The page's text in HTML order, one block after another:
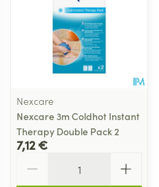
Nexcare
Nexcare 3m Coldhot Instant
Therapy Double Pack 2
7,12 €